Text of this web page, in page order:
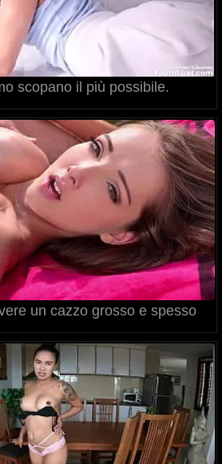
scopano il più possibile.
un cazzo grosso e spesso